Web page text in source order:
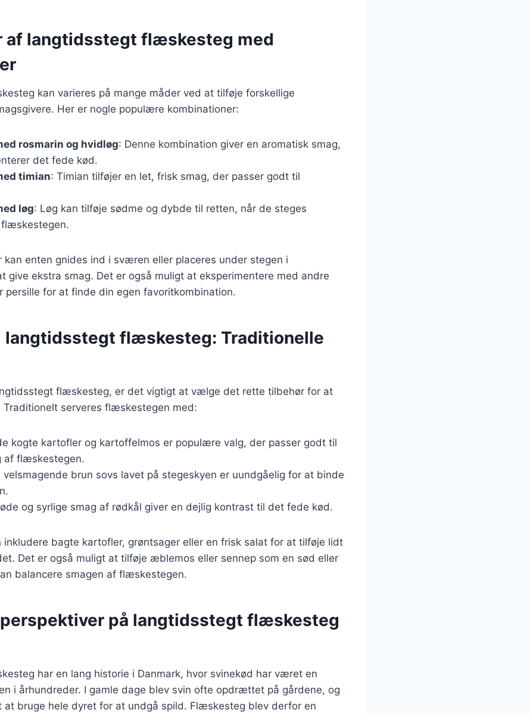
af langtidsstegt flæskesteg med
kan varieres på mange måder ved at tilføje forskellige
Her er nogle populære kombinationer:
rosmarin og hvidløg: Denne kombination giver en aromatisk smag,
det fede kød.
timian: Timian tilføjer en let, frisk smag, der passer godt til
løg: Løg kan tilføje sødme og dybde til retten, når de steges
kan enten gnides ind i sværen eller placeres under stegen i
give ekstra smag. Det er også muligt at eksperimentere med andre
persille for at finde din egen favoritkombination.
langtidsstegt flæskesteg: Traditionelle
flæskesteg, er det vigtigt at vælge det rette tilbehør for at
serveres flæskestegen med:
kogte kartofler og kartoffelmos er populære valg, der passer godt til
af flæskestegen.
velsmagende brun sovs lavet på stegeskyen er uundgåelig for at binde
og syrlige smag af rødkål giver en dejlig kontrast til det fede kød.
inkludere bagte kartofler, grøntsager eller en frisk salat for at tilføje lidt
Det er også muligt at tilføje æblemos eller sennep som en sød eller
balancere smagen af flæskestegen.
på langtidsstegt flæskesteg
har en lang historie i Danmark, hvor svinekød har været en
i århundreder. I gamle dage blev svin ofte opdrættet på gårdene, og
at bruge hele dyret for at undgå spild. Flæskesteg blev derfor en